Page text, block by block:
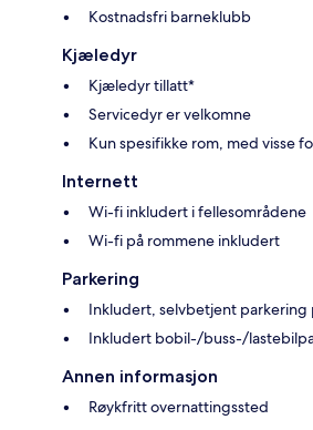
Kostnadsfri barneklubb
Kjæledyr
Kjæledyr tillatt*
Servicedyr er velkomne
Kun spesifikke rom, med visse
Internett
Wi-fi inkludert i fellesområdene
Wi-fi på rommene inkludert
Parkering
Inkludert, selvbetjent parkering
Inkludert bobil-/buss-/
Annen informasjon
Røykfritt overnattingssted